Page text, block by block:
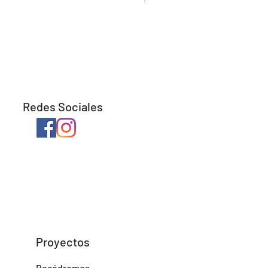
Redes Sociales
Proyectos